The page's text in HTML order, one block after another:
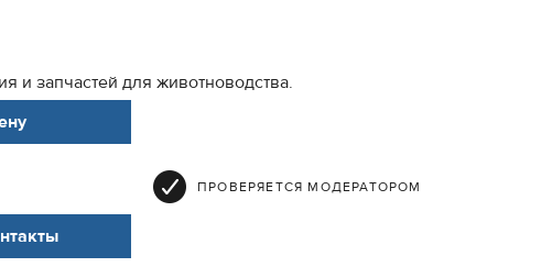
и запчастей для животноводства.
ПРОВЕРЯЕТСЯ МОДЕРАТОРОМ